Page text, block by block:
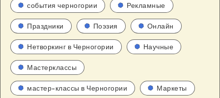
события черногории Рекламные
Праздники Поэзия Онлайн
Нетворкинг в Черногории Научные
Мастерклассы
мастер-классы в Черногории Маркеты